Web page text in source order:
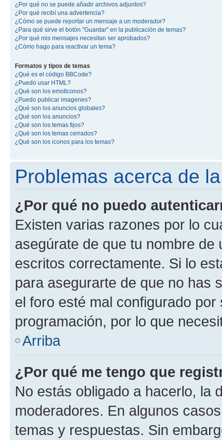
¿Por qué no se puede añadir archivos adjuntos?
¿Por qué recibí una advertencia?
¿Cómo se puede reportar un mensaje a un moderador?
¿Para qué sirve el botón "Guardar" en la publicación de temas?
¿Por qué mis mensajes necesitan ser aprobados?
¿Cómo hago para reactivar un tema?
Formatos y tipos de temas
¿Qué es el código BBCode?
¿Puedo usar HTML?
¿Qué son los emoticonos?
¿Puedo publicar imagenes?
¿Qué son los anuncios globales?
¿Qué son los anuncios?
¿Qué son los temas fijos?
¿Qué son los temas cerrados?
¿Qué son los iconos para los temas?
Problemas acerca de
¿Por qué no puedo
Existen varias razones por lo
asegúrate de que tu nombre
escritos correctamente. Si lo
para asegurarte de que no has
el foro esté mal configurado
programación, por lo que
Arriba
¿Por qué me tengo que
No estás obligado a hacerlo, la
moderadores. En algunos
temas y respuestas. Sin